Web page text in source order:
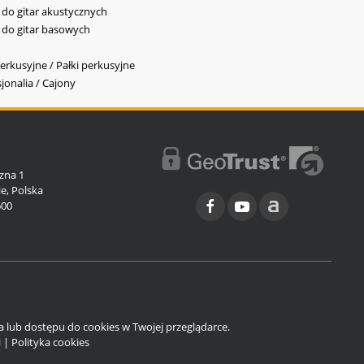
gitar akustycznych
gitar basowych
/ Pałki perkusyjne
/ Cajony
1
Polska
lub dostępu do cookies w Twojej przeglądarce.
| Polityka cookies